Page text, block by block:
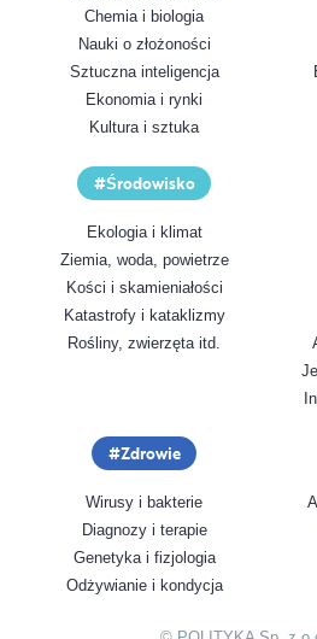
Chemia i biologia
Nauki o złożoności
Sztuczna inteligencja
Ekonomia i rynki
Kultura i sztuka
Środowisko
Ekologia i klimat
Ziemia, woda, powietrze
Kości i skamieniałości
Katastrofy i kataklizmy
Rośliny, zwierzęta itd.
Zdrowie
Wirusy i bakterie
Diagnozy i terapie
Genetyka i fizjologia
Odżywianie i kondycja